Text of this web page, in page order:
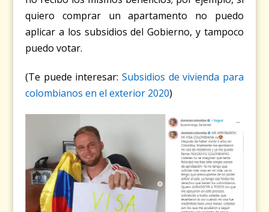
quiero comprar un apartamento no puedo
aplicar a los subsidios del Gobierno, y tampoco
puedo votar.
(Te puede interesar: Subsidios de vivienda para
colombianos en el exterior 2020)